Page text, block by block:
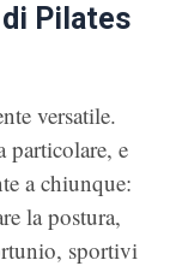
Pilates
versatile.
particolare, e
a chiunque:
la postura,
sportivi